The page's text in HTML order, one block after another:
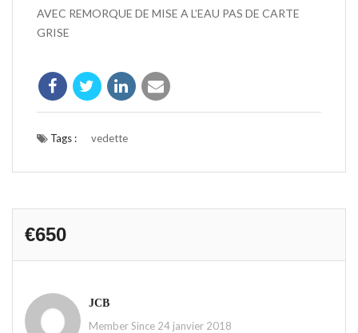
AVEC REMORQUE DE MISE A L’EAU PAS DE CARTE
GRISE
Tags : vedette
€650
JCB
Member Since 24 janvier 2018